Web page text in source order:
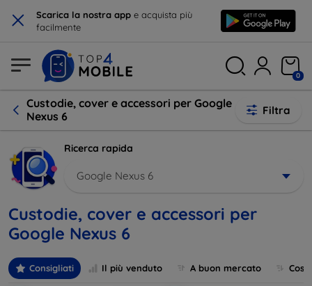
× Scarica la nostra app e acquista più
facilmente
0
Custodie, cover e accessori per Google
Nexus 6
Filtra
Ricerca rapida
Google Nexus 6
Custodie, cover e accessori per
Google Nexus 6
Consigliati Il più venduto A buon mercato